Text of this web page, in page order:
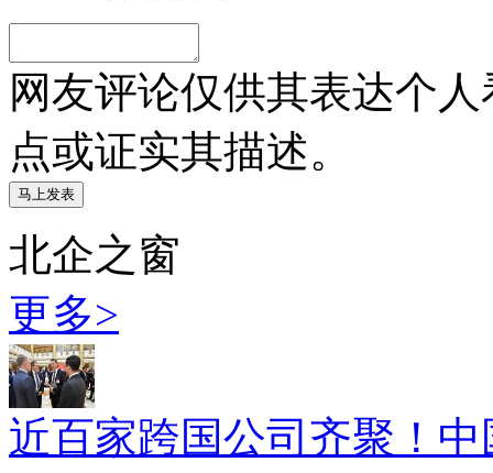
网友评论仅供其表达个
点或证实其描述。
北企之窗
更多>
近百家跨国公司齐聚！